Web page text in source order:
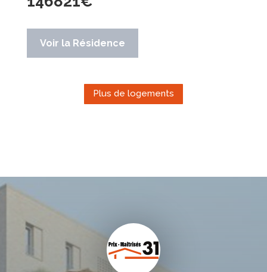
Voir la Résidence
Plus de logements